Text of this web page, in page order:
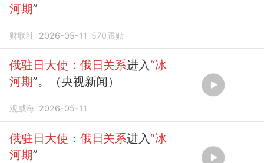
河期”
财联社 2026-05-11 570跟贴
俄驻日大使：俄日关系进入“冰
河期”。（央视新闻）
观威海 2026-05-11
俄驻日大使：俄日关系进入 “冰
河期”